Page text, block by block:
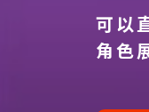
可以
角色